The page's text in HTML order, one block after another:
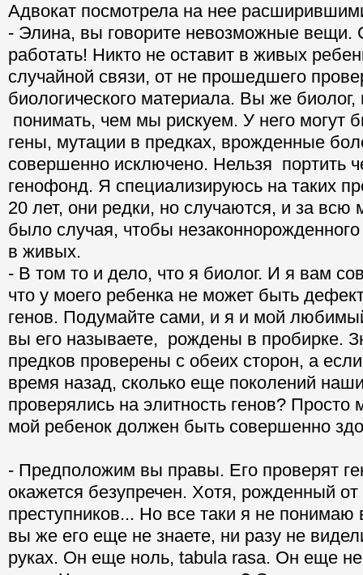
Адвокат посмотрела на нее
- Элина, вы говорите невозможные вещи.
работать! Никто не оставит в живых
случайной связи, от не прошедшего
биологического материала. Вы же
понимать, чем мы рискуем. У него могут
гены, мутации в предках, врожденные
совершенно исключено. Нельзя портить
генофонд. Я специализируюсь на таких
20 лет, они редки, но случаются, и за всю
было случая, чтобы
в живых.
- В том то и дело, что я биолог. И я вам
что у моего ребенка не может быть
генов. Подумайте сами, и я и мой
вы его называете, рождены в пробирке.
предков проверены с обеих сторон, а
время назад, сколько еще поколений
проверялись на элитность генов? Просто
мой ребенок должен быть совершенно
- Предположим вы правы. Его проверят
окажется безупречен. Хотя, рожденный от
преступников... Но все таки я не понимаю
вы же его еще не знаете, ни разу не
руках. Он еще ноль, tabula rasa. Он еще не